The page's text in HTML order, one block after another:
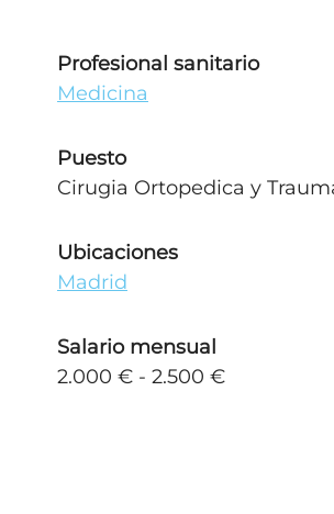
Profesional sanitario
Medicina
Puesto
Cirugia Ortopedica y
Ubicaciones
Madrid
Salario mensual
2.000 € - 2.500 €